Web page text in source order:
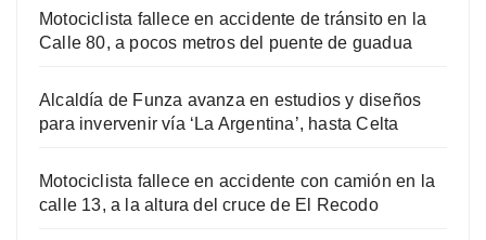
Motociclista fallece en accidente de tránsito en la
Calle 80, a pocos metros del puente de guadua
Alcaldía de Funza avanza en estudios y diseños
para invervenir vía ‘La Argentina’, hasta Celta
Motociclista fallece en accidente con camión en la
calle 13, a la altura del cruce de El Recodo